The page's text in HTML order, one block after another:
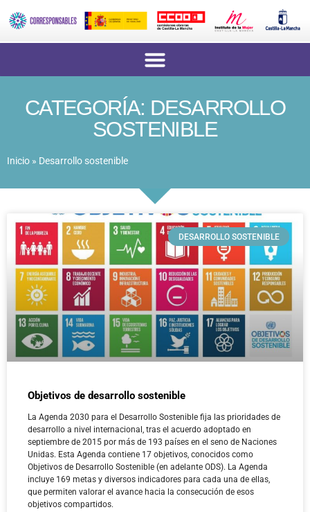
CATEGORÍA: DESARROLLO
SOSTENIBLE
Inicio » Desarrollo sostenible
DESARROLLO SOSTENIBLE
Objetivos de desarrollo sostenible
La Agenda 2030 para el Desarrollo Sostenible fija las prioridades de
desarrollo a nivel internacional, tras el acuerdo adoptado en
septiembre de 2015 por más de 193 países en el seno de Naciones
Unidas. Esta Agenda contiene 17 objetivos, conocidos como
Objetivos de Desarrollo Sostenible (en adelante ODS). La Agenda
incluye 169 metas y diversos indicadores para cada una de ellas,
que permiten valorar el avance hacia la consecución de esos
objetivos compartidos.